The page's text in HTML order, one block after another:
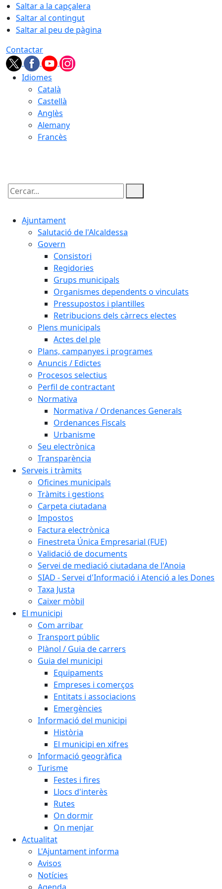
Saltar a la capçalera
Saltar al contingut
Saltar al peu de pàgina
Contactar
Idiomes
Català
Castellà
Anglès
Alemany
Francès
Cercar:
Ajuntament
Salutació de l'Alcaldessa
Govern
Consistori
Regidories
Grups municipals
Organismes dependents o vinculats
Pressupostos i plantilles
Retribucions dels càrrecs electes
Plens municipals
Actes del ple
Plans, campanyes i programes
Anuncis / Edictes
Procesos selectius
Perfil de contractant
Normativa
Normativa / Ordenances Generals
Ordenances Fiscals
Urbanisme
Seu electrònica
Transparència
Serveis i tràmits
Oficines municipals
Tràmits i gestions
Carpeta ciutadana
Impostos
Factura electrònica
Finestreta Única Empresarial (FUE)
Validació de documents
Servei de mediació ciutadana de l'Anoia
SIAD - Servei d'Informació i Atenció a les Dones
Taxa Justa
Caixer mòbil
El municipi
Com arribar
Transport públic
Plànol / Guia de carrers
Guia del municipi
Equipaments
Empreses i comerços
Entitats i associacions
Emergències
Informació del municipi
Història
El municipi en xifres
Informació geogràfica
Turisme
Festes i fires
Llocs d'interès
Rutes
On dormir
On menjar
Actualitat
L'Ajuntament informa
Avisos
Notícies